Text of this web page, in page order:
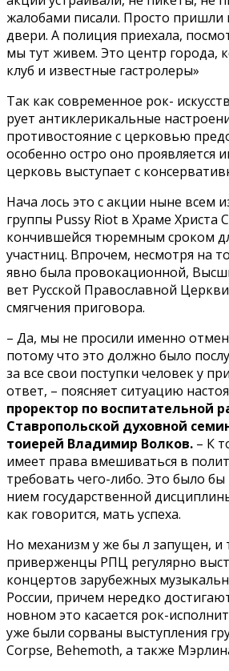
жалобами писали. Про­сто пришли
двери. А полиция приехала,
мы тут живем. Это центр го­рода,
клуб и известные гастролеры»
Так как современное рок-
рует антиклерикальные
противостоя­ние с церковью
особенно остро оно проявляется
церковь вы­ступает с
Нача лось это с акции ныне всем
группы Pussy Riot в Хра­ме Христа
кончившейся тюремным сроком
участниц. Впрочем, несмо­тря на
явно была провокационной,
вет Русской Православной
смягчения приговора.
– Да, мы не просили именно
потому что это должно было
за все свои поступ­ки человек у
ответ, – поясняет ситуацию
проректор по воспитатель­ной
Ставропольской духовной
тоиерей Владимир Вол­ков. – К
имеет права вмешиваться в
требовать чего-либо. Это было
нием государственной
как говорится, мать успеха.
Но механизм у же бы л запущен, и
приверженцы РПЦ регулярно
концертов зарубежных
России, причем нередко
новном это касается рок-
уже были сорваны выступления
Corpse, Behemoth, а также